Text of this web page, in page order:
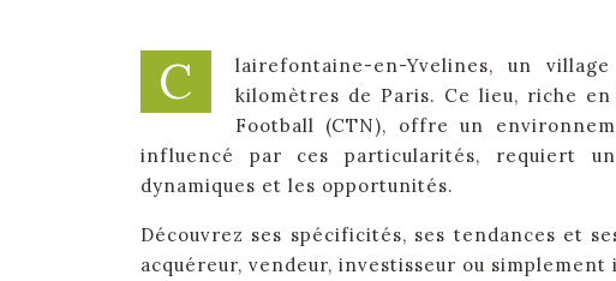
C
lairefontaine-en-Yvelines, un
kilomètres de Paris. Ce lieu, riche
Football (CTN), offre un
influencé par ces particularités, requiert
dynamiques et les opportunités.
Découvrez ses spécificités, ses tendances et
acquéreur, vendeur, investisseur ou